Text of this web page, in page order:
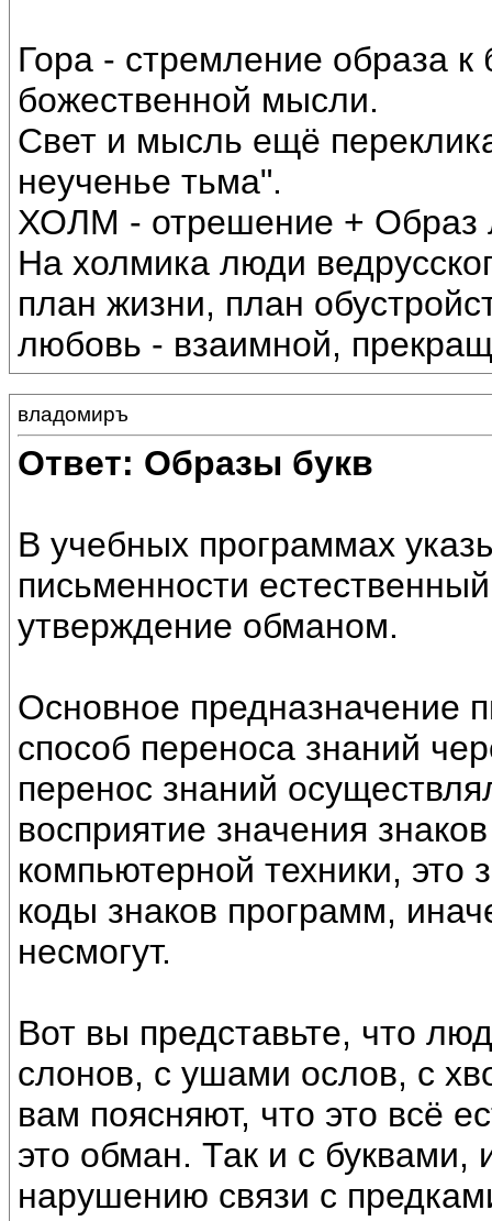
Гора - стремление образа к
божественной мысли.
Свет и мысль ещё
неученье тьма".
ХОЛМ - отрешение + Образ
На холмика люди
план жизни, план
любовь - взаимной,
владомиръ
Ответ: Образы букв
В учебных программах
письменности
утверждение обманом.
Основное предназначение
способ переноса знаний
перенос знаний
восприятие значения
компьютерной техники, это
коды знаков программ,
несмогут.
Вот вы представьте, что
слонов, с ушами ослов, с
вам поясняют, что это всё
это обман. Так и с буквами,
нарушению связи с